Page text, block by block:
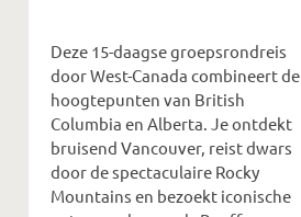
Deze 15-daagse groepsrondreis
door West-Canada combineert de
hoogtepunten van British
Columbia en Alberta. Je ontdekt
bruisend Vancouver, reist dwars
door de spectaculaire Rocky
Mountains en bezoekt iconische